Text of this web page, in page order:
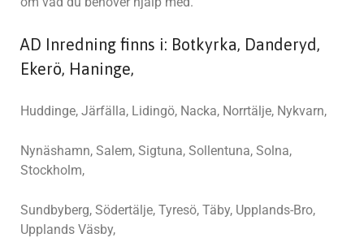
AD Inredning finns i: Botkyrka, Danderyd,
Ekerö, Haninge,
Huddinge, Järfälla, Lidingö, Nacka, Norrtälje, Nykvarn,
Nynäshamn, Salem, Sigtuna, Sollentuna, Solna,
Stockholm,
Sundbyberg, Södertälje, Tyresö, Täby, Upplands-Bro,
Upplands Väsby,